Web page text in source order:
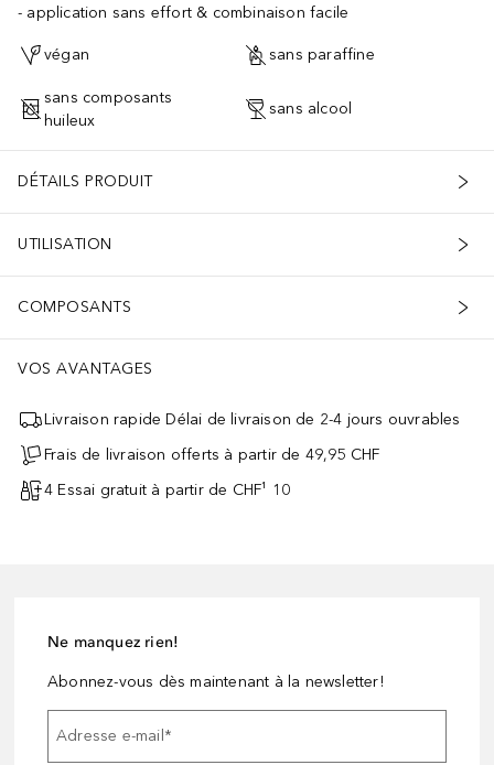
application sans effort & combinaison facile
végan sans paraffine
sans composants
huileux
sans alcool
DÉTAILS PRODUIT
UTILISATION
COMPOSANTS
VOS AVANTAGES
Livraison rapide Délai de livraison de 2-4 jours ouvrables
Frais de livraison offerts à partir de 49,95 CHF
4 Essai gratuit à partir de CHF¹ 10
Ne manquez rien!
Abonnez-vous dès maintenant à la newsletter!
Adresse e-mail*